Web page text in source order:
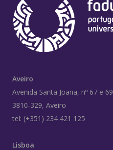
Aveiro
Avenida Santa Joana, nº 67 e 69
3810-329, Aveiro
tel: (+351) 234 421 125
Lisboa